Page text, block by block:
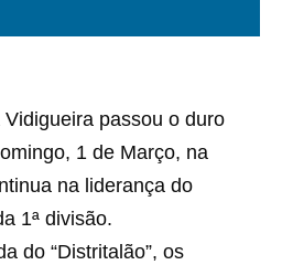
passou o duro
1 de Março, na
na liderança do
1ª divisão.
do “Distritalão”, os